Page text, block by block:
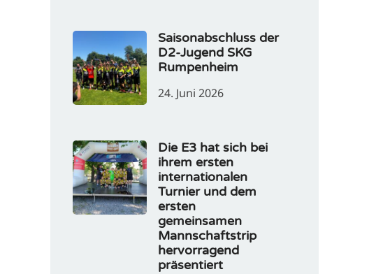
Saisonabschluss der
D2-Jugend SKG
Rumpenheim
24. Juni 2026
Die E3 hat sich bei
ihrem ersten
internationalen
Turnier und dem
ersten
gemeinsamen
Mannschaftstrip
hervorragend
präsentiert